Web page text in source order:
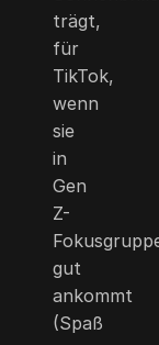
trägt,
für
TikTok,
wenn
sie
in
Gen
Z-
gut
ankommt
(Spaß